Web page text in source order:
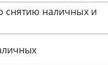
снятию наличных и